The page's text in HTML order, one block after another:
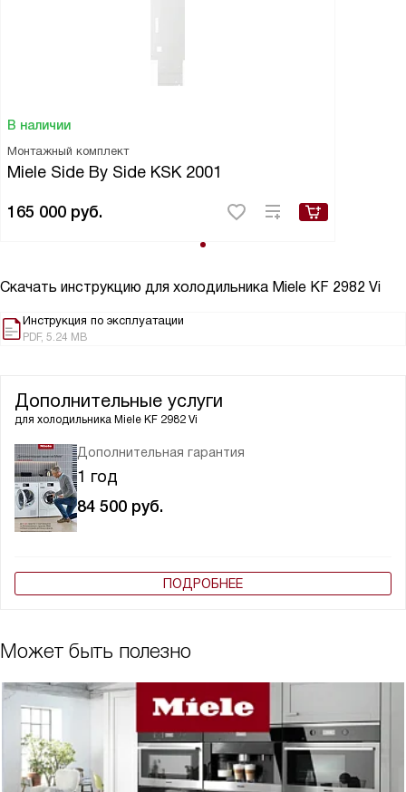
В наличии
Монтажный комплект
Miele Side By Side KSK 2001
165 000 руб.
Скачать инструкцию для холодильника Miele KF 2982 Vi
Инструкция по эксплуатации
PDF, 5.24 MB
Дополнительные услуги
для холодильника Miele KF 2982 Vi
Дополнительная гарантия
1 год
84 500 руб.
ПОДРОБНЕЕ
Может быть полезно